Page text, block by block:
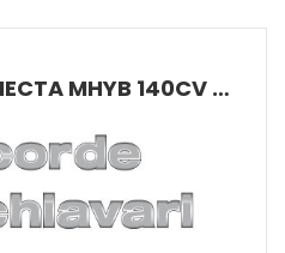
QASHQAI N-CONNECTA MHYB 140CV MT 2W